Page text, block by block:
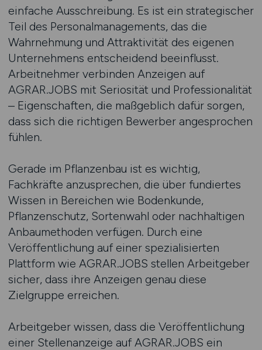
einfache Ausschreibung. Es ist ein strategischer
Teil des Personalmanagements, das die
Wahrnehmung und Attraktivität des eigenen
Unternehmens entscheidend beeinflusst.
Arbeitnehmer verbinden Anzeigen auf
AGRAR.JOBS mit Seriosität und Professionalität
– Eigenschaften, die maßgeblich dafür sorgen,
dass sich die richtigen Bewerber angesprochen
fühlen.
Gerade im Pflanzenbau ist es wichtig,
Fachkräfte anzusprechen, die über fundiertes
Wissen in Bereichen wie Bodenkunde,
Pflanzenschutz, Sortenwahl oder nachhaltigen
Anbaumethoden verfügen. Durch eine
Veröffentlichung auf einer spezialisierten
Plattform wie AGRAR.JOBS stellen Arbeitgeber
sicher, dass ihre Anzeigen genau diese
Zielgruppe erreichen.
Arbeitgeber wissen, dass die Veröffentlichung
einer Stellenanzeige auf AGRAR.JOBS ein